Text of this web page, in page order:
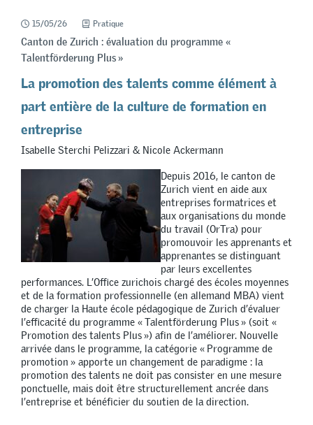
15/05/26 Pratique
Canton de Zurich : évaluation du programme «
Talentförderung Plus »
La promotion des talents comme élément à
part entière de la culture de formation en
entreprise
Isabelle Sterchi Pelizzari & Nicole Ackermann
Depuis 2016, le canton de
Zurich vient en aide aux
entreprises formatrices et
aux organisations du monde
du travail (OrTra) pour
promouvoir les apprenants et
apprenantes se distinguant
par leurs excellentes
performances. L’Office zurichois chargé des écoles moyennes
et de la formation professionnelle (en allemand MBA) vient
de charger la Haute école pédagogique de Zurich d’évaluer
l’efficacité du programme « Talentförderung Plus » (soit «
Promotion des talents Plus ») afin de l’améliorer. Nouvelle
arrivée dans le programme, la catégorie « Programme de
promotion » apporte un changement de paradigme : la
promotion des talents ne doit pas consister en une mesure
ponctuelle, mais doit être structurellement ancrée dans
l’entreprise et bénéficier du soutien de la direction.